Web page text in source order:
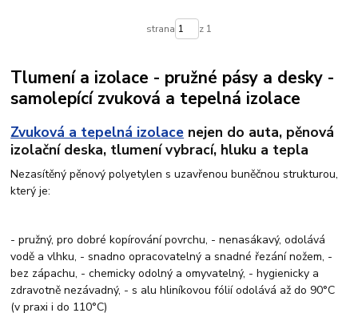
strana z 1
Tlumení a izolace - pružné pásy a desky -
samolepící zvuková a tepelná izolace
Zvuková a tepelná izolace nejen do auta, pěnová
izolační deska, tlumení vybrací, hluku a tepla
Nezasítěný pěnový polyetylen s uzavřenou buněčnou strukturou,
který je:
- pružný, pro dobré kopírování povrchu, - nenasákavý, odolává
vodě a vlhku, - snadno opracovatelný a snadné řezání nožem, -
bez zápachu, - chemicky odolný a omyvatelný, - hygienicky a
zdravotně nezávadný, - s alu hliníkovou fólií odolává až do 90°C
(v praxi i do 110°C)